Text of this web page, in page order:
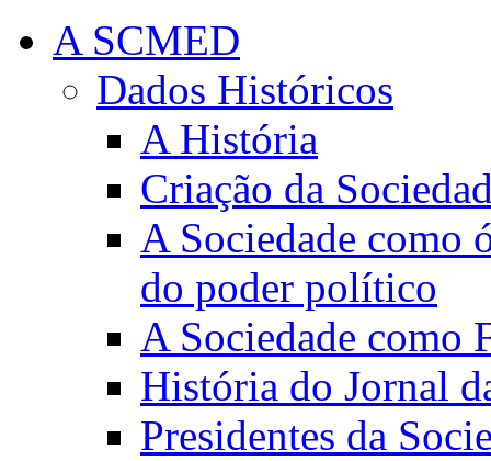
A SCMED
Dados Históricos
A História
Criação da
A Sociedade como
do poder político
A Sociedade como
História do Jornal
Presidentes da